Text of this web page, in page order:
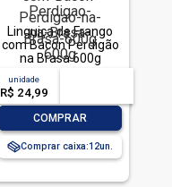
Linguiça de Frango
com Bacon Perdigão
na Brasa 600g
unidade
R$ 24,99
COMPRAR
Comprar caixa:12